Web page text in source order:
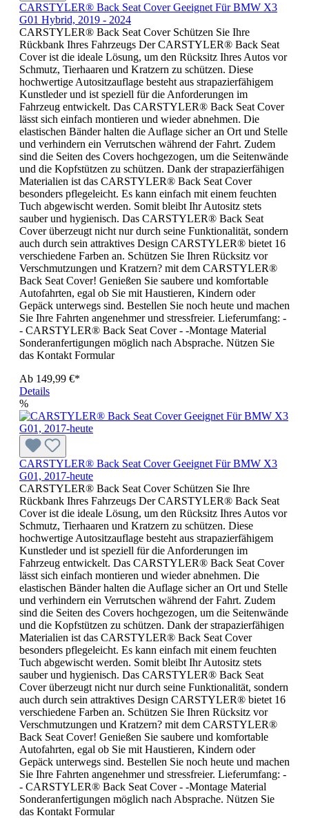
CARSTYLER® Back Seat Cover Geeignet Für BMW X3
G01 Hybrid, 2019 - 2024
CARSTYLER® Back Seat Cover Schützen Sie Ihre
Rückbank Ihres Fahrzeugs Der CARSTYLER® Back Seat
Cover ist die ideale Lösung, um den Rücksitz Ihres Autos vor
Schmutz, Tierhaaren und Kratzern zu schützen. Diese
hochwertige Autositzauflage besteht aus strapazierfähigem
Kunstleder und ist speziell für die Anforderungen im
Fahrzeug entwickelt. Das CARSTYLER® Back Seat Cover
lässt sich einfach montieren und wieder abnehmen. Die
elastischen Bänder halten die Auflage sicher an Ort und Stelle
und verhindern ein Verrutschen während der Fahrt. Zudem
sind die Seiten des Covers hochgezogen, um die Seitenwände
und die Kopfstützen zu schützen. Dank der strapazierfähigen
Materialien ist das CARSTYLER® Back Seat Cover
besonders pflegeleicht. Es kann einfach mit einem feuchten
Tuch abgewischt werden. Somit bleibt Ihr Autositz stets
sauber und hygienisch. Das CARSTYLER® Back Seat
Cover überzeugt nicht nur durch seine Funktionalität, sondern
auch durch sein attraktives Design CARSTYLER® bietet 16
verschiedene Farben an. Schützen Sie Ihren Rücksitz vor
Verschmutzungen und Kratzern? mit dem CARSTYLER®
Back Seat Cover! Genießen Sie saubere und komfortable
Autofahrten, egal ob Sie mit Haustieren, Kindern oder
Gepäck unterwegs sind. Bestellen Sie noch heute und machen
Sie Ihre Fahrten angenehmer und stressfreier. Lieferumfang: -
- CARSTYLER® Back Seat Cover - -Montage Material
Sonderanfertigungen möglich nach Absprache. Nützen Sie
das Kontakt Formular
Ab 149,99 €*
Details
%
CARSTYLER® Back Seat Cover Geeignet Für BMW X3
G01, 2017-heute
CARSTYLER® Back Seat Cover Schützen Sie Ihre
Rückbank Ihres Fahrzeugs Der CARSTYLER® Back Seat
Cover ist die ideale Lösung, um den Rücksitz Ihres Autos vor
Schmutz, Tierhaaren und Kratzern zu schützen. Diese
hochwertige Autositzauflage besteht aus strapazierfähigem
Kunstleder und ist speziell für die Anforderungen im
Fahrzeug entwickelt. Das CARSTYLER® Back Seat Cover
lässt sich einfach montieren und wieder abnehmen. Die
elastischen Bänder halten die Auflage sicher an Ort und Stelle
und verhindern ein Verrutschen während der Fahrt. Zudem
sind die Seiten des Covers hochgezogen, um die Seitenwände
und die Kopfstützen zu schützen. Dank der strapazierfähigen
Materialien ist das CARSTYLER® Back Seat Cover
besonders pflegeleicht. Es kann einfach mit einem feuchten
Tuch abgewischt werden. Somit bleibt Ihr Autositz stets
sauber und hygienisch. Das CARSTYLER® Back Seat
Cover überzeugt nicht nur durch seine Funktionalität, sondern
auch durch sein attraktives Design CARSTYLER® bietet 16
verschiedene Farben an. Schützen Sie Ihren Rücksitz vor
Verschmutzungen und Kratzern? mit dem CARSTYLER®
Back Seat Cover! Genießen Sie saubere und komfortable
Autofahrten, egal ob Sie mit Haustieren, Kindern oder
Gepäck unterwegs sind. Bestellen Sie noch heute und machen
Sie Ihre Fahrten angenehmer und stressfreier. Lieferumfang: -
- CARSTYLER® Back Seat Cover - -Montage Material
Sonderanfertigungen möglich nach Absprache. Nützen Sie
das Kontakt Formular